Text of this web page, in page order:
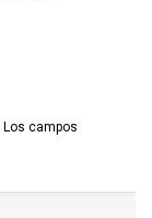
Los campos